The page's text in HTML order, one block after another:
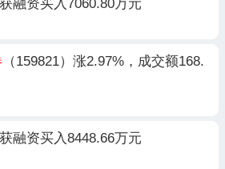
融资买入7060.80万元
（159821）涨2.97%，成交额168.
融资买入8448.66万元